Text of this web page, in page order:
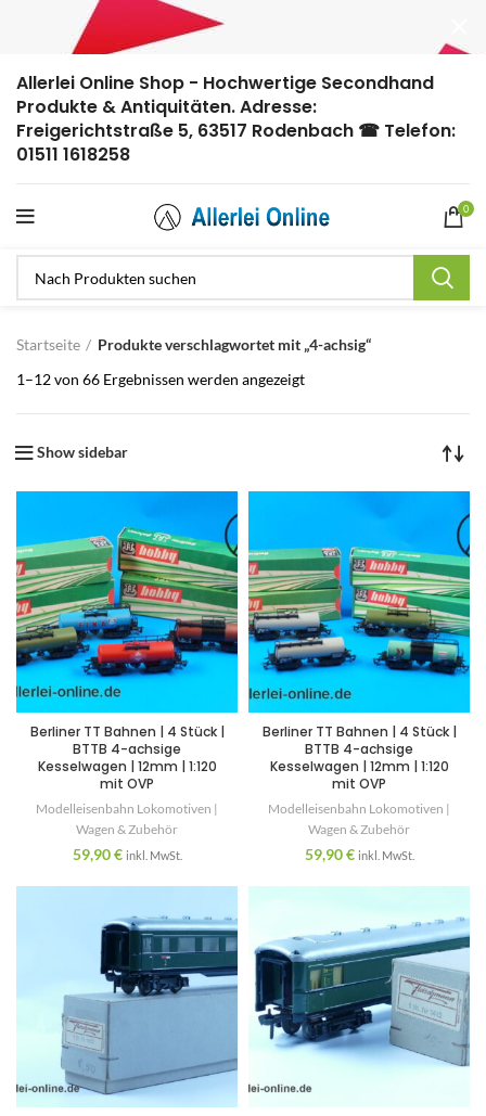
Allerlei Online Shop - Hochwertige Secondhand
Produkte & Antiquitäten. Adresse:
Freigerichtstraße 5, 63517 Rodenbach ☎ Telefon:
01511 1618258
0
Startseite
Produkte verschlagwortet mit „4-achsig“
1–12 von 66 Ergebnissen werden angezeigt
Show sidebar
Berliner TT Bahnen | 4 Stück |
BTTB 4-achsige
Kesselwagen | 12mm | 1:120
mit OVP
Modelleisenbahn Lokomotiven |
Wagen & Zubehör
59,90€ inkl. MwSt.
Berliner TT Bahnen | 4 Stück |
BTTB 4-achsige
Kesselwagen | 12mm | 1:120
mit OVP
Modelleisenbahn Lokomotiven |
Wagen & Zubehör
59,90€ inkl. MwSt.